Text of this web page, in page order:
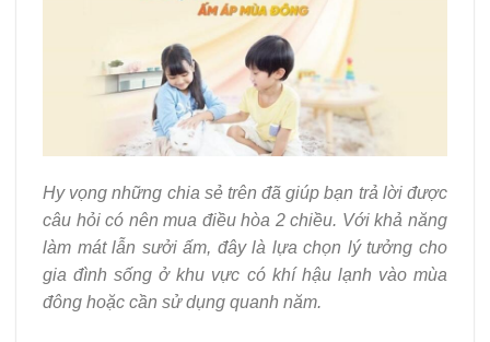
Hy vọng những chia sẻ trên đã giúp bạn trả lời được
câu hỏi có nên mua điều hòa 2 chiều. Với khả năng
làm mát lẫn sưởi ấm, đây là lựa chọn lý tưởng cho
gia đình sống ở khu vực có khí hậu lạnh vào mùa
đông hoặc cần sử dụng quanh năm.